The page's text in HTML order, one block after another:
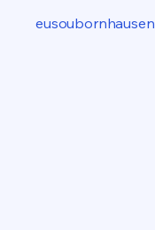
eusoubornhausen